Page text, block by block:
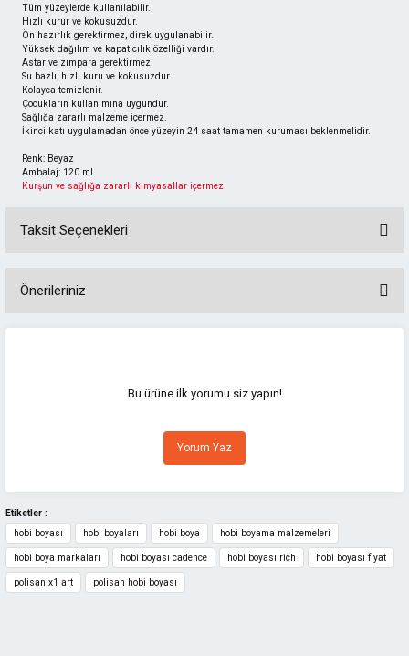
Tüm yüzeylerde kullanılabilir.
Hızlı kurur ve kokusuzdur.
Ön hazırlık gerektirmez, direk uygulanabilir.
Yüksek dağılım ve kapatıcılık özelliği vardır.
Astar ve zımpara gerektirmez.
Su bazlı, hızlı kuru ve kokusuzdur.
Kolayca temizlenir.
Çocukların kullanımına uygundur.
Sağlığa zararlı malzeme içermez.
İkinci katı uygulamadan önce yüzeyin 24 saat tamamen kuruması beklenmelidir.
Renk: Beyaz
Ambalaj: 120 ml
Kurşun ve sağlığa zararlı kimyasallar içermez.
Taksit Seçenekleri
Önerileriniz
Görüş ve önerileriniz için teşekkür ederiz.
Ürün resmi kalitesiz, bozuk veya görüntülenemiyor.
Ürün açıklamasında eksik bilgiler bulunuyor.
Ürün fiyatı diğer sitelerden daha pahalı.
Bu ürüne benzer farklı alternatifler olmalı.
Bu ürüne ilk yorumu siz yapın!
Yorum Yaz
Etiketler :
hobi boyası
hobi boyaları hobi boya hobi boyama malzemeleri
hobi boya markaları hobi boyası cadence hobi boyası rich hobi boyası fiyat
polisan x1 art polisan hobi boyası